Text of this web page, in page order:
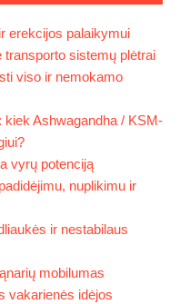
erekcijos palaikymui
sistemų plėtrai
viso ir nemokamo
Ashwagandha / KSM-
vyrų potenciją
nuplikimu ir
ir nestabilaus
mobilumas
vakarienės idėjos